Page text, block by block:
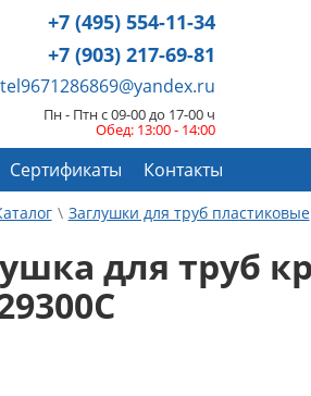
+7 (495) 554-11-34
+7 (903) 217-69-81
tel9671286869@yandex.ru
Пн - Птн с 09-00 до 17-00 ч
Обед: 13:00 - 14:00
Сертификаты Контакты
Заглушки для труб пластиковые
для труб